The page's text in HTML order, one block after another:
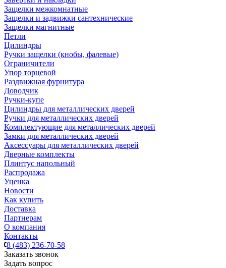
Защелки межкомнатные
Защелки и задвижки сантехнические
Защелки магнитные
Петли
Цилиндры
Ручки защелки (кнобы, фалевые)
Ограничители
Упор торцевой
Раздвижная фурнитура
Доводчик
Ручки-купе
Цилиндры для металлических дверей
Ручки для металлических дверей
Комплектующие для металлических дверей
Замки для металлических дверей
Аксессуары для металлических дверей
Дверные комплекты
Плинтус напольный
Распродажа
Уценка
Новости
Как купить
Доставка
Партнерам
О компания
Контакты
8 (483) 236-70-58
Заказать звонок
Задать вопрос